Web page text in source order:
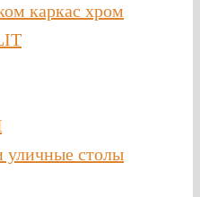
каркас хром
столы